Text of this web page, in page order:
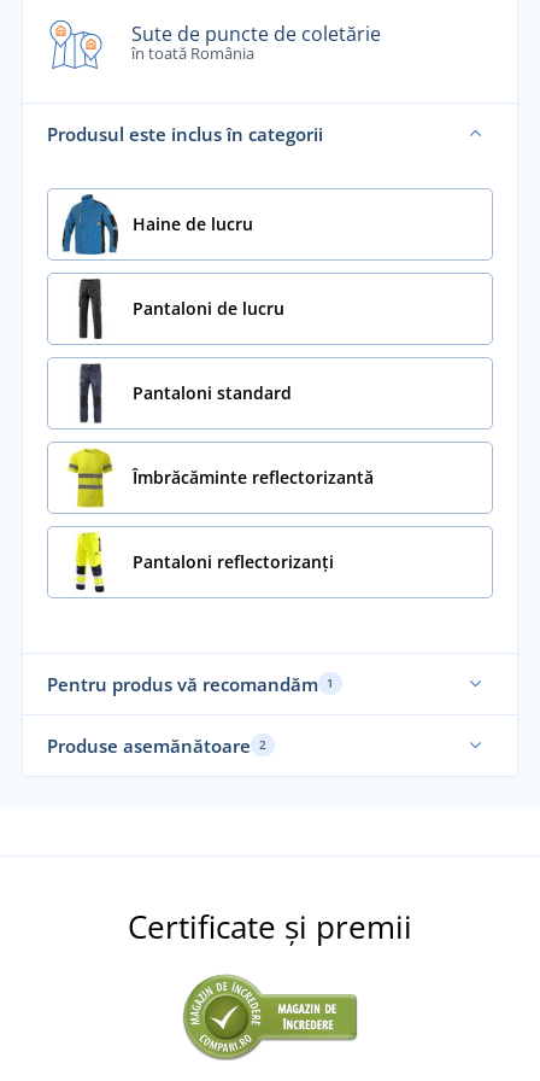
Sute de puncte de coletărie
în toată România
Produsul este inclus în categorii
Haine de lucru
Pantaloni de lucru
Pantaloni standard
Îmbrăcăminte reflectorizantă
Pantaloni reflectorizanți
Pentru produs vă recomandăm 1
Produse asemănătoare 2
Certificate și premii